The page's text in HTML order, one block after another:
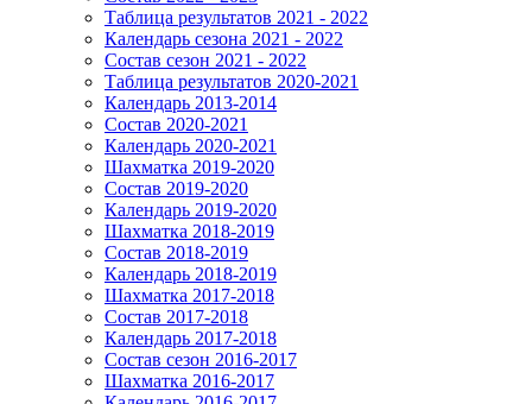
Таблица результатов 2021 - 2022
Календарь сезона 2021 - 2022
Состав сезон 2021 - 2022
Таблица результатов 2020-2021
Календарь 2013-2014
Состав 2020-2021
Календарь 2020-2021
Шахматка 2019-2020
Состав 2019-2020
Календарь 2019-2020
Шахматка 2018-2019
Состав 2018-2019
Календарь 2018-2019
Шахматка 2017-2018
Состав 2017-2018
Календарь 2017-2018
Состав сезон 2016-2017
Шахматка 2016-2017